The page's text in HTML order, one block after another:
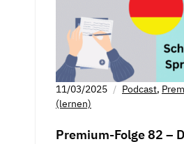
11/03/2025 Podcast,
(lernen)
Premium-Folge 82 –